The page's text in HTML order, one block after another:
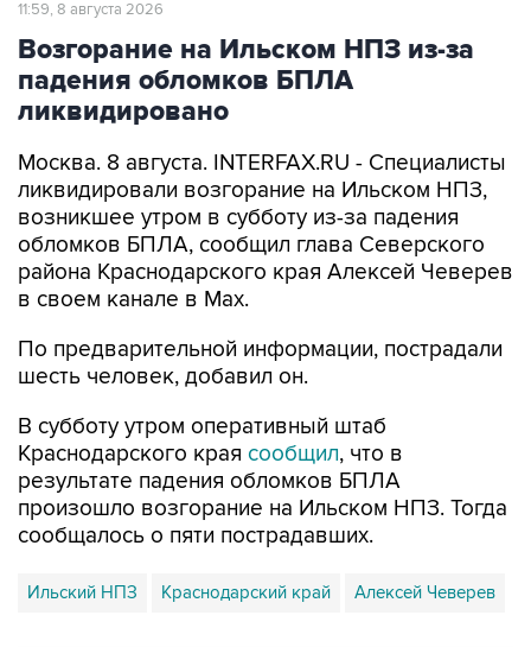
11:59, 8 августа 2026
Возгорание на Ильском НПЗ из-за
падения обломков БПЛА
ликвидировано
Москва. 8 августа. INTERFAX.RU - Специалисты
ликвидировали возгорание на Ильском НПЗ,
возникшее утром в субботу из-за падения
обломков БПЛА, сообщил глава Северского
района Краснодарского края Алексей Чеверев
в своем канале в Max.
По предварительной информации, пострадали
шесть человек, добавил он.
В субботу утром оперативный штаб
Краснодарского края сообщил, что в
результате падения обломков БПЛА
произошло возгорание на Ильском НПЗ. Тогда
сообщалось о пяти пострадавших.
Ильский НПЗ Краснодарский край Алексей Чеверев